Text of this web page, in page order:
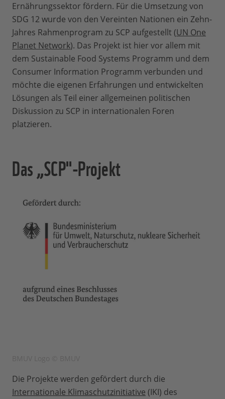
Ernährungssektor fördern. Für die Umsetzung von
SDG 12 wurde von den Vereinten Nationen ein Zehn-
Jahres Rahmenprogram zu SCP aufgestellt (UN One
Planet Network). Das Projekt ist hier vor allem mit
dem Sustainable Food Systems Programm und dem
Consumer Information Programm verbunden und
möchte die eigenen Erfahrungen und entwickelten
Lösungen als Teil einer allgemeinen politischen
Diskussion zu SCP in internationalen Foren
platzieren.
Das „SCP"-Projekt
Die Projekte werden gefördert durch die
Internationale Klimaschutzinitiative (IKI) des